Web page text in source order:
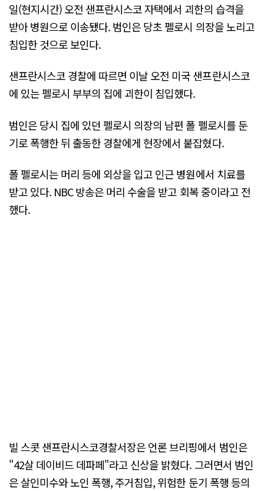
일(현지시간) 오전 샌프란시스코 자택에서 괴한의 습격을
받아 병원으로 이송됐다. 범인은 당초 펠로시 의장을 노리고
침입한 것으로 보인다.
샌프란시스코 경찰에 따르면 이날 오전 미국 샌프란시스코
에 있는 펠로시 부부의 집에 괴한이 침입했다.
범인은 당시 집에 있던 펠로시 의장의 남편 폴 펠로시를 둔
기로 폭행한 뒤 출동한 경찰에게 현장에서 붙잡혔다.
폴 펠로시는 머리 등에 외상을 입고 인근 병원에서 치료를
받고 있다. NBC 방송은 머리 수술을 받고 회복 중이라고 전
했다.
빌 스콧 샌프란시스코경찰서장은 언론 브리핑에서 범인은
"42살 데이비드 데파페"라고 신상을 밝혔다. 그러면서 범인
은 살인미수와 노인 폭행, 주거침입, 위험한 둔기 폭행 등의